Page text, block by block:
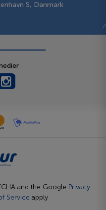
S, Danmark
and the Google Privacy
Service apply